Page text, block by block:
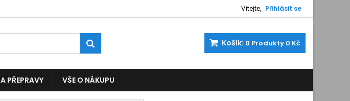
Vítejte, Přihlásit se
Košík: 0 Produkty 0 Kč
PŘEPRAVY VŠE O NÁKUPU